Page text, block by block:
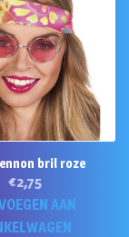
bril roze
€2,75
AAN